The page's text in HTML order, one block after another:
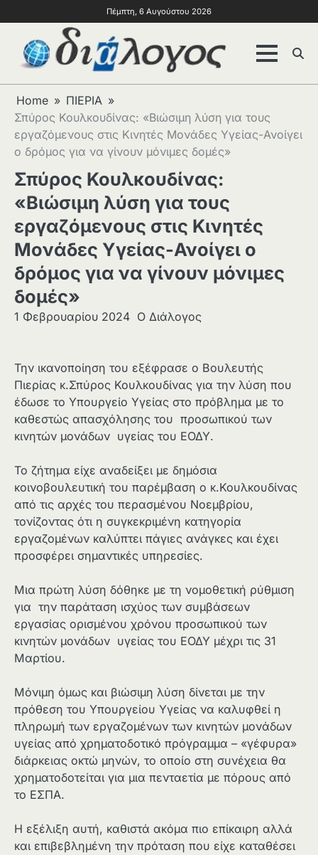
Πέμπτη, 6 Αυγούστου 2026
Home
ΠΙΕΡΙΑ
Σπύρος Κουλκουδίνας: «Βιώσιμη λύση για τους
εργαζόμενους στις Κινητές Μονάδες Υγείας-Ανοίγει
ο δρόμος για να γίνουν μόνιμες δομές»
Σπύρος Κουλκουδίνας:
«Βιώσιμη λύση για τους
εργαζόμενους στις Κινητές
Μονάδες Υγείας-Ανοίγει ο
δρόμος για να γίνουν μόνιμες
δομές»
1 Φεβρουαρίου 2024 Ο Διάλογος
Την ικανοποίηση του εξέφρασε ο Βουλευτής
Πιερίας κ.Σπύρος Κουλκουδίνας για την λύση που
έδωσε το Υπουργείο Υγείας στο πρόβλημα με το
καθεστώς απασχόλησης του προσωπικού των
κινητών μονάδων υγείας του ΕΟΔΥ.
Το ζήτημα είχε αναδείξει με δημόσια
κοινοβουλευτική του παρέμβαση ο κ.Κουλκουδίνας
από τις αρχές του περασμένου Νοεμβρίου,
τονίζοντας ότι η συγκεκριμένη κατηγορία
εργαζομένων καλύπτει πάγιες ανάγκες και έχει
προσφέρει σημαντικές υπηρεσίες.
Μια πρώτη λύση δόθηκε με τη νομοθετική ρύθμιση
για την παράταση ισχύος των συμβάσεων
εργασίας ορισμένου χρόνου προσωπικού των
κινητών μονάδων υγείας του ΕΟΔΥ μέχρι τις 31
Μαρτίου.
Μόνιμη όμως και βιώσιμη λύση δίνεται με την
πρόθεση του Υπουργείου Υγείας να καλυφθεί η
πληρωμή των εργαζομένων των κινητών μονάδων
υγείας από χρηματοδοτικό πρόγραμμα – «γέφυρα»
διάρκειας οκτώ μηνών, το οποίο στη συνέχεια θα
χρηματοδοτείται για μια πενταετία με πόρους από
το ΕΣΠΑ.
Η εξέλιξη αυτή, καθιστά ακόμα πιο επίκαιρη αλλά
και επιβεβλημένη την πρόταση που είχε καταθέσει